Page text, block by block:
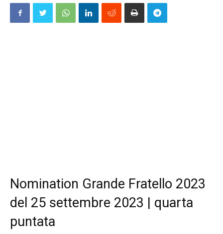
Nomination Grande Fratello 2023
del 25 settembre 2023 | quarta
puntata